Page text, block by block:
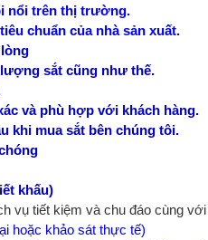
nổi trên thị trường.
chuẩn của nhà sản xuất.
sắt cũng như thế.
và phù hợp với khách hàng.
khi mua sắt bên chúng tôi.
khấu)
vụ tiết kiệm và chu đáo cùng
hoặc khảo sát thực tế)